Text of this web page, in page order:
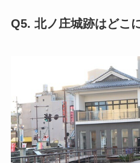
Q5. 北ノ庄城跡はどこ